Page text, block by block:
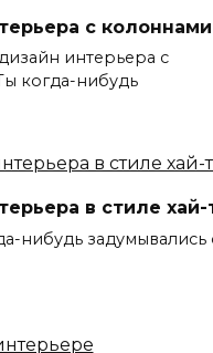
с колоннами
интерьера с
когда-нибудь
в стиле хай-
нибудь задумывались